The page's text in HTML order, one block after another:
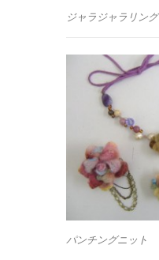
ジャラジャラリング
パンチングニット